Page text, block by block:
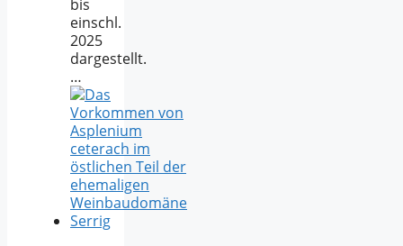
bis
einschl.
2025
dargestellt.
…